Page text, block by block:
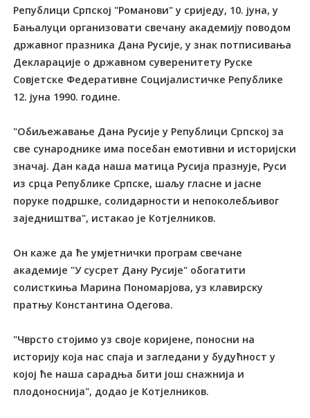
Републици Српској "Романови" у сриједу, 10. јуна, у
Бањалуци организовати свечану академију поводом
државног празника Дана Русије, у знак потписивања
Декларације о државном суверенитету Руске
Совјетске Федеративне Социјалистичке Републике
12. јуна 1990. године.
"Обиљежавање Дана Русије у Републици Српској за
све сународнике има посебан емотивни и историјски
значај. Дан када наша матица Русија празнује, Руси
из срца Републике Српске, шаљу гласне и јасне
поруке подршке, солидарности и непоколебљивог
заједништва", истакао је Котјелников.
Он каже да ће умјетнички програм свечане
академије "У сусрет Дану Русије" обогатити
солисткиња Марина Пономарјова, уз клавирску
пратњу Константина Одегова.
"Чврсто стојимо уз своје коријене, поносни на
историју која нас спаја и загледани у будућност у
којој ће наша сарадња бити још снажнија и
плодоноснија", додао је Котјелников.